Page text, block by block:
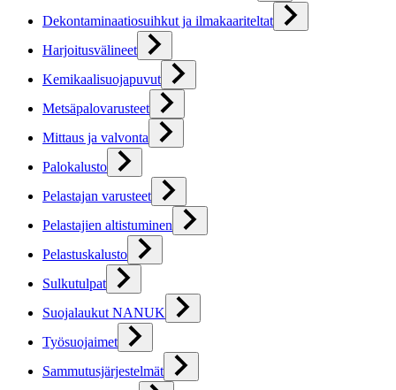
Dekontaminaatiosuihkut ja ilmakaariteltat
Harjoitusvälineet
Kemikaalisuojapuvut
Metsäpalovarusteet
Mittaus ja valvonta
Palokalusto
Pelastajan varusteet
Pelastajien altistuminen
Pelastuskalusto
Sulkutulpat
Suojalaukut NANUK
Työsuojaimet
Sammutusjärjestelmät